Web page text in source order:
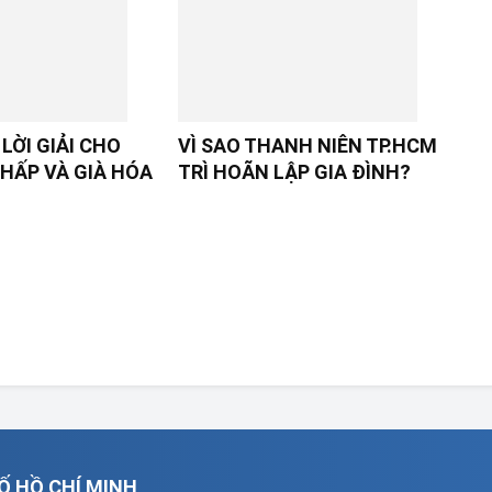
GIẢI CHO
VÀ GIÀ HÓA
VÌ SAO THANH NIÊN TP.HCM
TRÌ HOÃN LẬP GIA ĐÌNH?
HỒ CHÍ MINH